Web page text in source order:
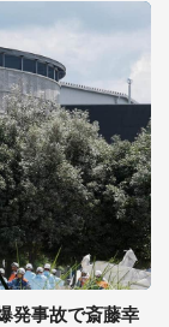
発事故で斎藤幸